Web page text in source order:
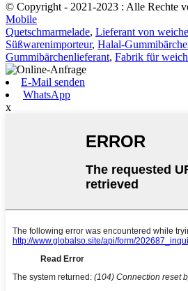
© Copyright - 2021-2023 : Alle Rechte
Mobile
Quetschmarmelade, Lieferant von
Süßwarenimporteur, Halal-
Gummibärchenlieferant, Fabrik für
E-Mail senden
WhatsApp
x